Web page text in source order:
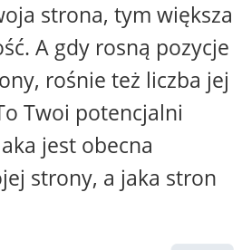
strona, tym większa
A gdy rosną pozycje
rośnie też liczba jej
Twoi potencjalni
jest obecna
strony, a jaka stron